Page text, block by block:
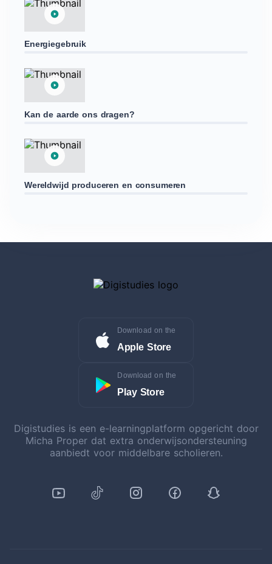
Energiegebruik
Kan de aarde ons dragen?
Wereldwijd produceren en consumeren
Download on the
Apple Store
Download on the
Play Store
Digistudies is een e-learningplatform opgericht door
Micha Proper dat extra onderwijsondersteuning
aanbiedt voor middelbare scholieren.